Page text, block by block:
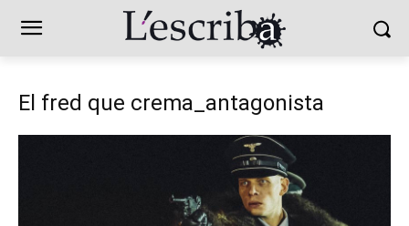
El fred que crema_antagonista